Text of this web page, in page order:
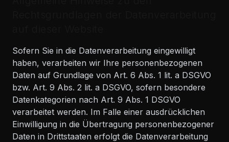
Sofern Sie in die Datenverarbeitung eingewilligt
haben, verarbeiten wir Ihre personenbezogenen
Daten auf Grundlage von Art. 6 Abs. 1 lit. a DSGVO
bzw. Art. 9 Abs. 2 lit. a DSGVO, sofern besondere
Datenkategorien nach Art. 9 Abs. 1 DSGVO
verarbeitet werden. Im Falle einer ausdrücklichen
Einwilligung in die Übertragung personenbezogener
Daten in Drittstaaten erfolgt die Datenverarbeitung